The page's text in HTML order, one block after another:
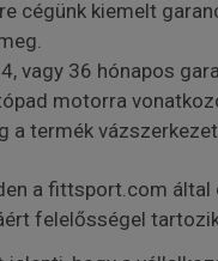
cégünk kiemelt
vagy 36 hónapos
motorra
a termék
a fittsport.com által
felelősségel